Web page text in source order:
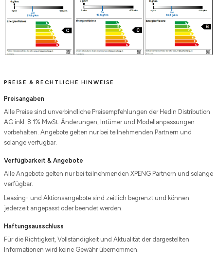
PREISE & RECHTLICHE HINWEISE
Preisangaben
Alle Preise sind unverbindliche Preisempfehlungen der Hedin Distribution
AG inkl. 8.1% MwSt. Änderungen, Irrtümer und Modellanpassungen
vorbehalten. Angebote gelten nur bei teilnehmenden Partnern und
solange verfügbar.
Verfügbarkeit & Angebote
Alle Angebote gelten nur bei teilnehmenden XPENG Partnern und solange
verfügbar.
Leasing- und Aktionsangebote sind zeitlich begrenzt und können
jederzeit angepasst oder beendet werden.
Haftungsausschluss
Für die Richtigkeit, Vollständigkeit und Aktualität der dargestellten
Informationen wird keine Gewähr übernommen.